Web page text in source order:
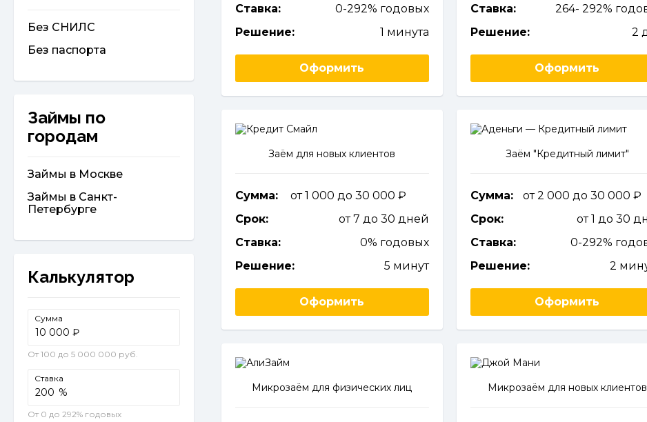
Без СНИЛС
Без паспорта
Займы по
городам
Займы в Москве
Займы в Санкт-
Петербурге
Калькулятор
Сумма
₽
От 100 до 5 000 000 руб.
Ставка
%
От 0 до 292% годовых
Ставка:
0-292% годовых
Решение:
1 минута
Оформить
Ставка:
264- 292%
Решение:
2
Оформить
Заём для новых клиентов
Сумма:
от 1 000 до 30 000
Срок:
от 7 до 30 дней
Ставка:
0% годовых
Решение:
5 минут
Оформить
Заём "Кредитный лимит"
Сумма:
от 2 000 до 30 000
Срок:
от 1 до 30
Ставка:
0-292%
Решение:
2
Оформить
Микрозаём для физических лиц Микрозаём для новых клиентов